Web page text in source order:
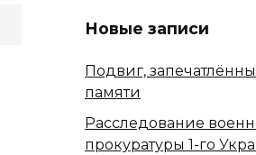
Новые записи
Подвиг,
памяти
Расследование
прокуратуры 1-го